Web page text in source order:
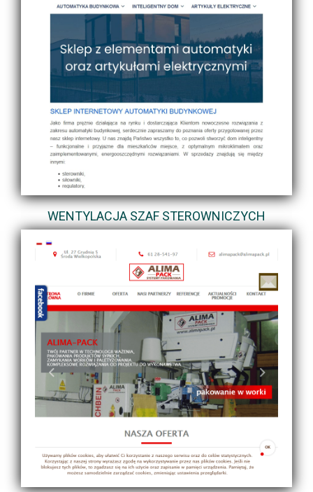
WENTYLACJA SZAF STEROWNICZYCH